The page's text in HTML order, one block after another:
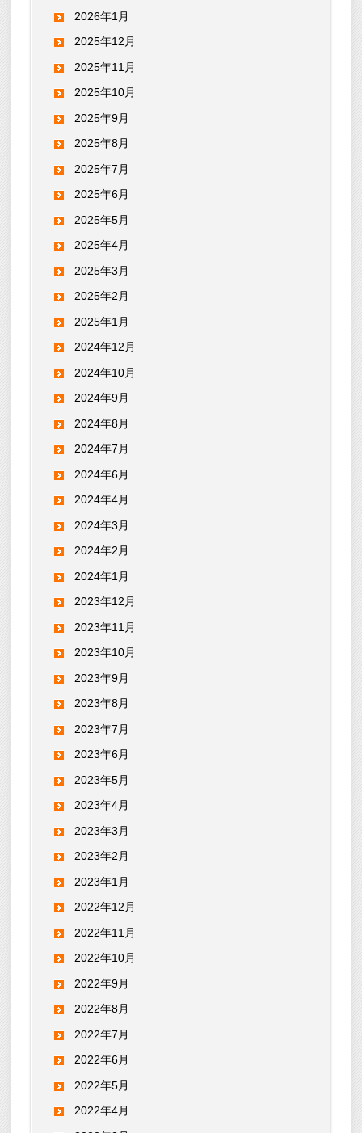
2026年1月
2025年12月
2025年11月
2025年10月
2025年9月
2025年8月
2025年7月
2025年6月
2025年5月
2025年4月
2025年3月
2025年2月
2025年1月
2024年12月
2024年10月
2024年9月
2024年8月
2024年7月
2024年6月
2024年4月
2024年3月
2024年2月
2024年1月
2023年12月
2023年11月
2023年10月
2023年9月
2023年8月
2023年7月
2023年6月
2023年5月
2023年4月
2023年3月
2023年2月
2023年1月
2022年12月
2022年11月
2022年10月
2022年9月
2022年8月
2022年7月
2022年6月
2022年5月
2022年4月